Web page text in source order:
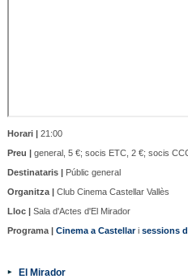
Horari |21:00
Preu |general, 5 €; socis ETC, 2 €; socis
Destinataris |Públic general
Organitza |Club Cinema Castellar Vallès
Lloc |Sala d'Actes d'El Mirador
Programa | Cinema a Castellari sessions
El Mirador